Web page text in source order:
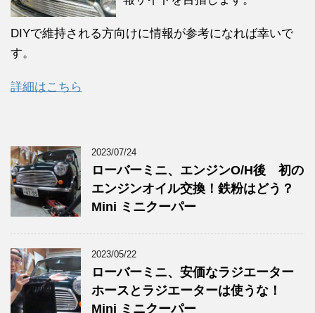
DIYで維持される方向けに情報が参考になれば幸いで
す。
詳細はこちら
2023/07/24
ローバーミニ、エンジンO/H後 初の
エンジンオイル交換！鉄粉はどう？
Mini ミニクーパー
2023/05/22
ローバーミニ、安価なラジエーター
ホースとラジエーターは使うな！
Mini ミニクーパー